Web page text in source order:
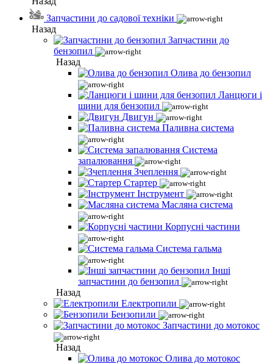
Запчастини до садової техніки
Назад
Запчастини до
бензопил
Назад
Олива до бензопил
Ланцюги і
шини для бензопил
Двигун
Паливна система
Система
запалювання
Зчеплення
Стартер
Інструмент
Масляна система
Корпусні частини
Система гальма
Інші
запчастини до бензопил
Назад
Електропили
Бензопили
Запчастини до мотокос
Назад
Олива до мотокос